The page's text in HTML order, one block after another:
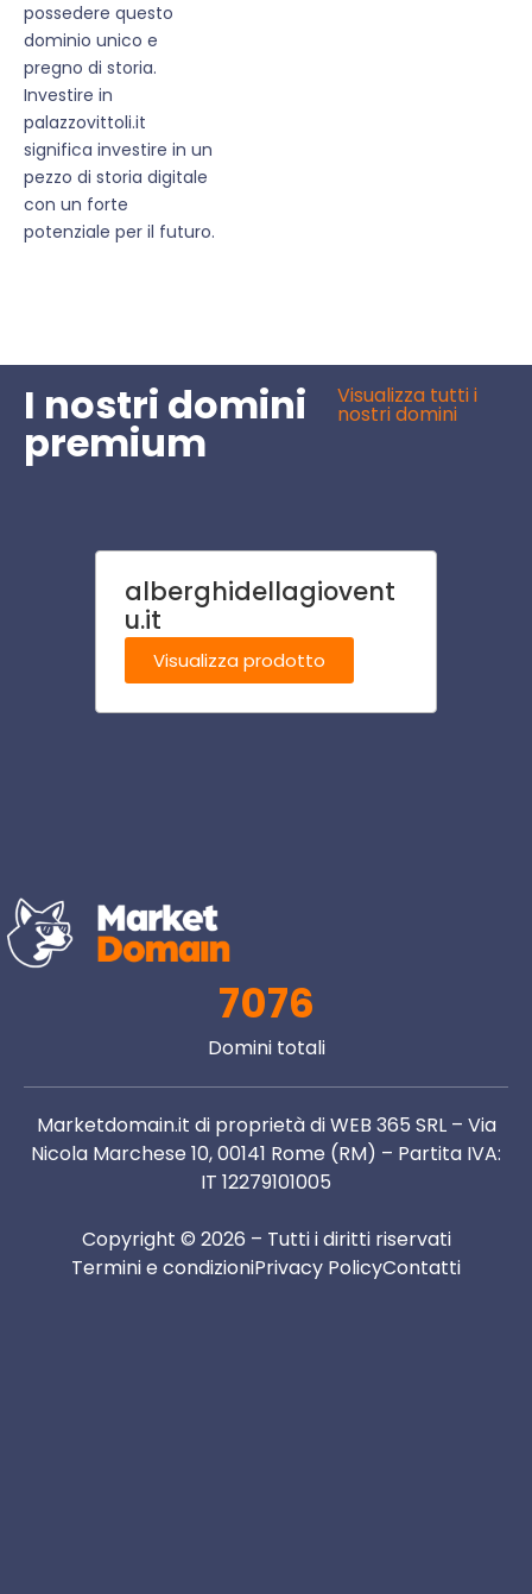
possedere questo
dominio unico e
pregno di storia.
Investire in
palazzovittoli.it
significa investire in un
pezzo di storia digitale
con un forte
potenziale per il futuro.
I nostri domini
premium
Visualizza tutti i
nostri domini
alberghidellagiovent
u.it
Visualizza prodotto
7076
Domini totali
Marketdomain.it di proprietà di WEB 365 SRL – Via
Nicola Marchese 10, 00141 Rome (RM) – Partita IVA:
IT 12279101005
Copyright © 2026 – Tutti i diritti riservati
Termini e condizioniPrivacy PolicyContatti